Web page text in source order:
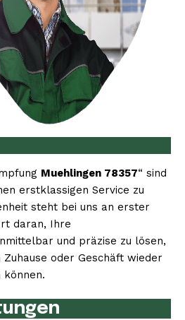
Muehlingen 78357“ sind
erstklassigen Service zu
steht bei uns an erster
daran, Ihre
und präzise zu lösen,
oder Geschäft wieder
können.